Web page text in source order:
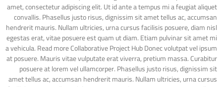
amet, consectetur adipiscing elit. Ut id ante a tempus mi a feugiat aliquet
convallis. Phasellus justo risus, dignissim sit amet tellus ac, accumsan
hendrerit mauris. Nullam ultricies, urna cursus facilisis posuere, diam nisl
egestas erat, vitae posuere est quam ut diam. Etiam pulvinar sit amet mi
a vehicula. Read more Collaborative Project Hub Donec volutpat vel ipsum
at posuere. Mauris vitae vulputate erat viverra, pretium massa. Curabitur
posuere at lorem vel ullamcorper. Phasellus justo risus, dignissim sit
amet tellus ac, accumsan hendrerit mauris. Nullam ultricies, urna cursus